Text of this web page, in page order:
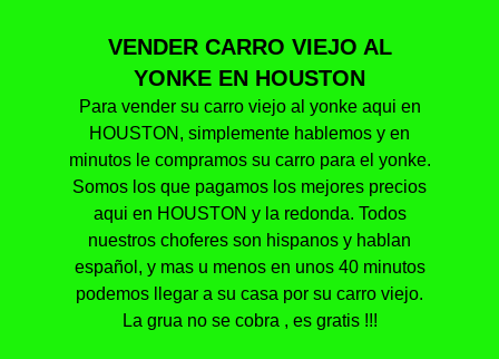
VENDER CARRO VIEJO AL
YONKE EN HOUSTON
Para vender su carro viejo al yonke aqui en
HOUSTON, simplemente hablemos y en
minutos le compramos su carro para el yonke.
Somos los que pagamos los mejores precios
aqui en HOUSTON y la redonda. Todos
nuestros choferes son hispanos y hablan
español, y mas u menos en unos 40 minutos
podemos llegar a su casa por su carro viejo.
La grua no se cobra , es gratis !!!